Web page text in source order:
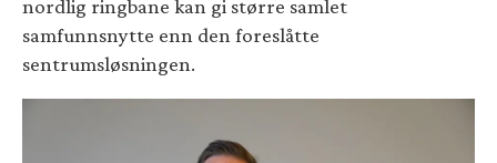
nordlig ringbane kan gi større samlet
samfunnsnytte enn den foreslåtte
sentrumsløsningen.